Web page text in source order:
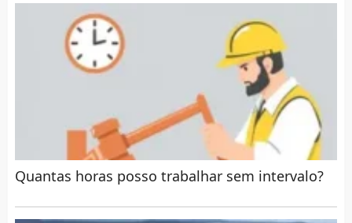
Quantas horas posso trabalhar sem intervalo?